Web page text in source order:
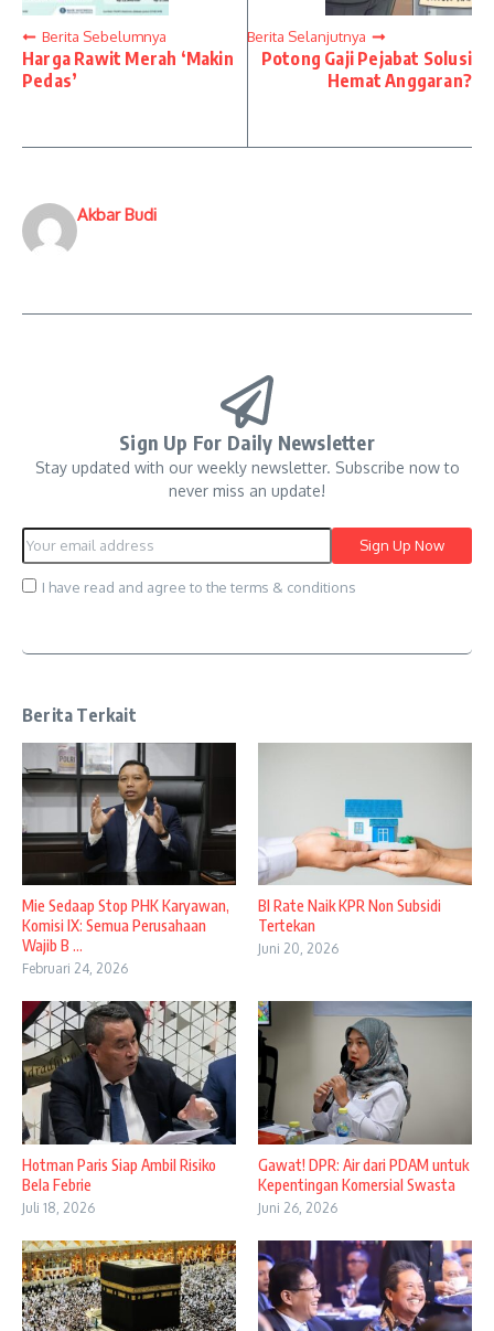
Berita Sebelumnya
Harga Rawit Merah ‘Makin
Pedas’
Berita Selanjutnya
Potong Gaji Pejabat Solusi
Hemat Anggaran?
Akbar Budi
Sign Up For Daily Newsletter
Stay updated with our weekly newsletter. Subscribe now to
never miss an update!
I have read and agree to the terms & conditions
Berita Terkait
Mie Sedaap Stop PHK Karyawan,
Komisi IX: Semua Perusahaan
Wajib B ...
Februari 24, 2026
BI Rate Naik KPR Non Subsidi
Tertekan
Juni 20, 2026
Hotman Paris Siap Ambil Risiko
Bela Febrie
Juli 18, 2026
Gawat! DPR: Air dari PDAM untuk
Kepentingan Komersial Swasta
Juni 26, 2026